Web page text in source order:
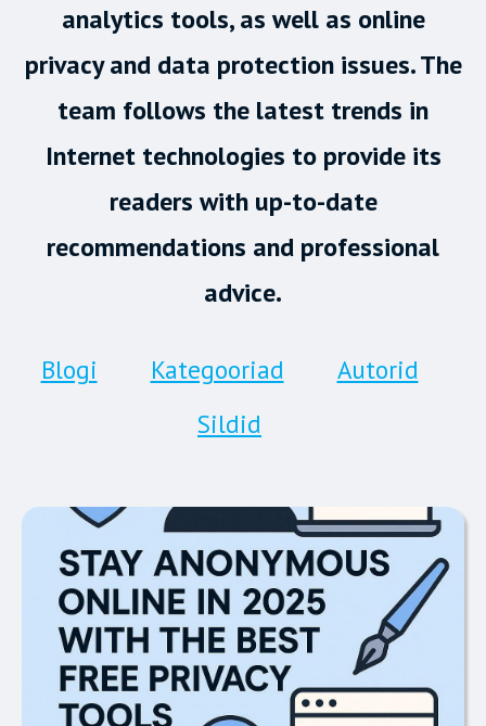
analytics tools, as well as online
privacy and data protection issues. The
team follows the latest trends in
Internet technologies to provide its
readers with up-to-date
recommendations and professional
advice.
Blogi Kategooriad
Autorid
Sildid